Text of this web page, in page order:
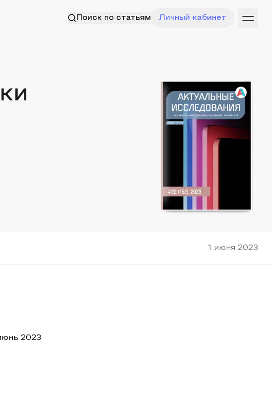
Поиск по статьям Личный кабинет
1 июня 2023
2023